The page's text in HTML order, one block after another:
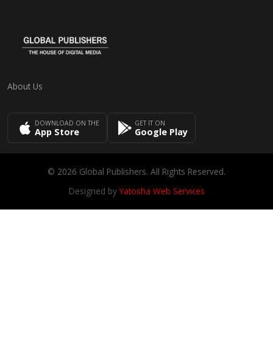
About Us
DOWNLOAD ON THE
App Store
GET IT ON
Google Play
© 2026 Global Publishers. All Rights Reserved.
Designed byYatosha Web Services